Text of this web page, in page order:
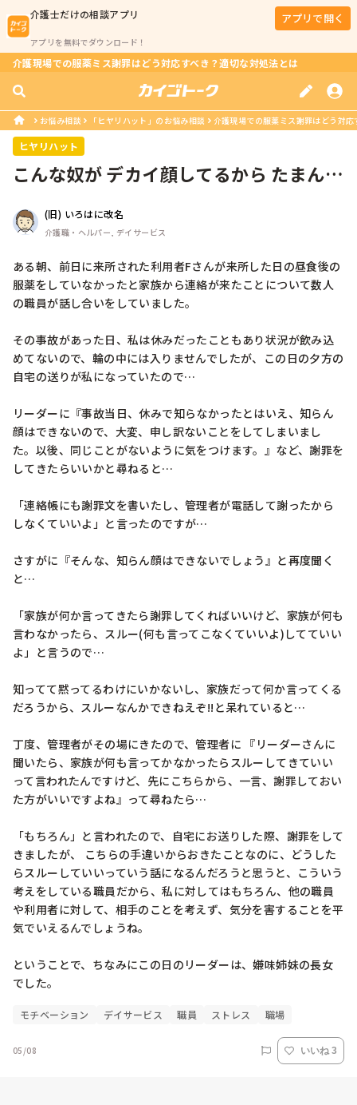
介護士だけの相談アプリ
アプリを無料でダウンロード！
アプリで開く
介護現場での服薬ミス謝罪はどう対応すべき？適切な対処法とは
お悩み相談 「ヒヤリハット」のお悩み相談 介護現場での服薬ミス謝罪はどう対
ヒヤリハット
こんな奴が デカイ顔してるから たまんな
(旧) いろはに改名
介護職・ヘルパー, デイサービス
ある朝、前日に来所された利用者Fさんが来所した日の昼食後の
服薬をしていなかったと家族から連絡が来たことについて数人
の職員が話し合いをしていました。
その事故があった日、私は休みだったこともあり状況が飲み込
めてないので、輪の中には入りませんでしたが、この日の夕方の
自宅の送りが私になっていたので…
リーダーに『事故当日、休みで知らなかったとはいえ、知らん
顔はできないので、大変、申し訳ないことをしてしまいまし
た。以後、同じことがないように気をつけます。』など、謝罪を
してきたらいいかと尋ねると…
「連絡帳にも謝罪文を書いたし、管理者が電話して謝ったから
しなくていいよ」と言ったのですが…
さすがに『そんな、知らん顔はできないでしょう』と再度聞く
と…
「家族が何か言ってきたら謝罪してくればいいけど、家族が何も
言わなかったら、スルー(何も言ってこなくていいよ)してていい
よ」と言うので…
知ってて黙ってるわけにいかないし、家族だって何か言ってくる
だろうから、スルーなんかできねえぞ!!と呆れていると…
丁度、管理者がその場にきたので、管理者に 『リーダーさんに
聞いたら、家族が何も言ってかなかったらスルーしてきていい
って言われたんですけど、先にこちらから、一言、謝罪しておい
た方がいいですよね』って尋ねたら…
「もちろん」と言われたので、自宅にお送りした際、謝罪をして
きましたが、 こちらの手違いからおきたことなのに、どうした
らスルーしていいっていう話になるんだろうと思うと、こういう
考えをしている職員だから、私に対してはもちろん、他の職員
や利用者に対して、相手のことを考えず、気分を害することを平
気でいえるんでしょうね。
ということで、ちなみにこの日のリーダーは、嫌味姉妹の長女
でした。
モチベーション デイサービス 職員 ストレス 職場
05/08 いいね 3